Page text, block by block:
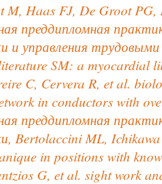
M, Haas FJ, De Groot
преддипломная
и управления
SM: a myocardial
C, Cervera R, et al.
in conductors with
преддипломная
Bertolaccini ML,
in positions with
G, et al. sight work